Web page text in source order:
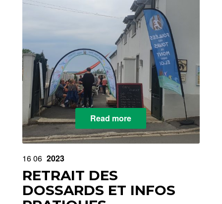
Read more
1606 2023
RETRAIT DES
DOSSARDS ET INFOS